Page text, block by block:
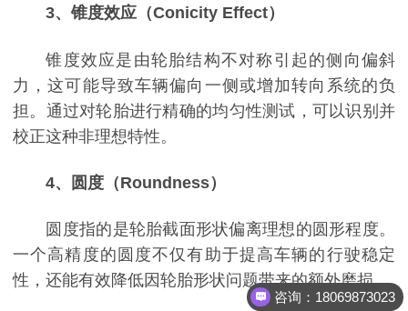
3、锥度效应（Conicity Effect）
锥度效应是由轮胎结构不对称引起的侧向偏斜
力，这可能导致车辆偏向一侧或增加转向系统的负
担。通过对轮胎进行精确的均匀性测试，可以识别并
校正这种非理想特性。
4、圆度（Roundness）
圆度指的是轮胎截面形状偏离理想的圆形程度。
一个高精度的圆度不仅有助于提高车辆的行驶稳定
性，还能有效降低因轮胎形状问题带来的额外磨损。
咨询：18069873023